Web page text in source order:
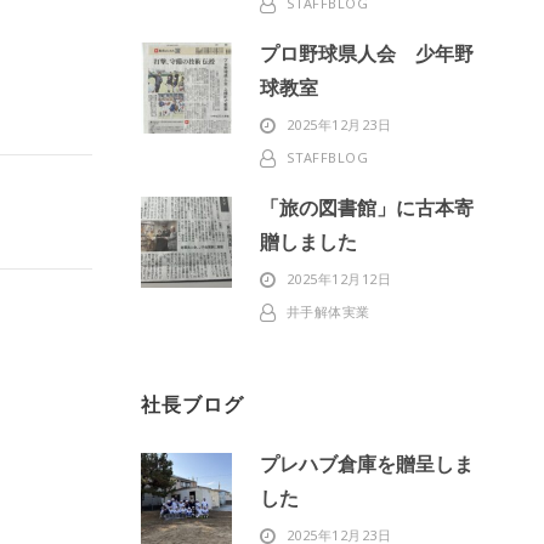
プロ野球県人会 少年野
球教室
2025年12月23日
STAFFBLOG
「旅の図書館」に古本寄
贈しました
2025年12月12日
井手解体実業
社長ブログ
プレハブ倉庫を贈呈しま
した
2025年12月23日